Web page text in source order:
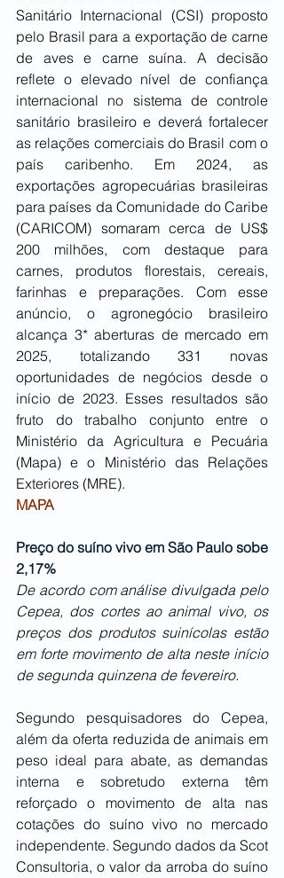
Sanitário Internacional (CSI) proposto
pelo Brasil para a exportação de carne
de aves e carne suína. A decisão
reflete o elevado nível de confiança
internacional no sistema de controle
sanitário brasileiro e deverá fortalecer
as relações comerciais do Brasil com o
país caribenho. Em 2024, as
exportações agropecuárias brasileiras
para países da Comunidade do Caribe
(CARICOM) somaram cerca de US$
200 milhões, com destaque para
carnes, produtos florestais, cereais,
farinhas e preparações. Com esse
anúncio, o agronegócio brasileiro
alcança 3* aberturas de mercado em
2025, totalizando 331 novas
oportunidades de negócios desde o
início de 2023. Esses resultados são
fruto do trabalho conjunto entre o
Ministério da Agricultura e Pecuária
(Mapa) e o Ministério das Relações
Exteriores (MRE).
MAPA
Preço do suíno vivo em São Paulo sobe
2,17%
De acordo com análise divulgada pelo
Cepea, dos cortes ao animal vivo, os
preços dos produtos suinícolas estão
em forte movimento de alta neste início
de segunda quinzena de fevereiro.
Segundo pesquisadores do Cepea,
além da oferta reduzida de animais em
peso ideal para abate, as demandas
interna e sobretudo externa têm
reforçado o movimento de alta nas
cotações do suíno vivo no mercado
independente. Segundo dados da Scot
Consultoria, o valor da arroba do suíno